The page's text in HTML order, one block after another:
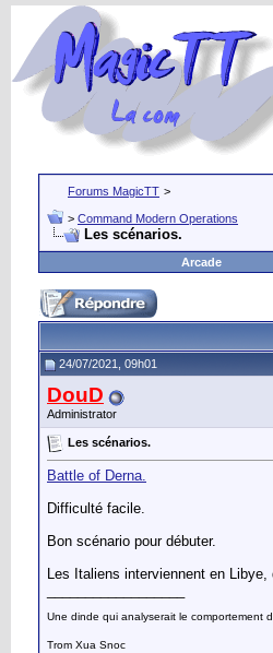
Forums MagicTT >
> Command Modern Operations
Les scénarios.
Arcade
24/07/2021, 09h01
DouD
Administrator
Les scénarios.
Battle of Derna.
Difficulté facile.
Bon scénario pour débuter.
Les Italiens interviennent en
Une dinde qui analyserait le comportement
Trom Xua Snoc